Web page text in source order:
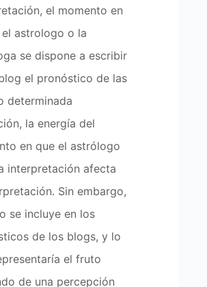
el momento en
el astrologo o la
se dispone a escribir
el pronóstico de las
determinada
la energía del
en que el astrólogo
interpretación afecta
Sin embargo,
se incluye en los
de los blogs, y lo
el fruto
de una percepción